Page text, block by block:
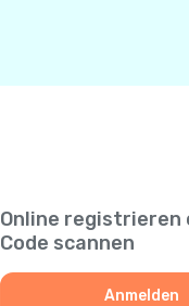
Online registrieren
Code scannen
Anmelden